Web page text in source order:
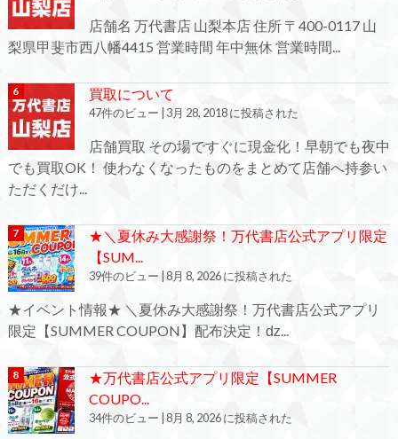
店舗名 万代書店 山梨本店 住所 〒400-0117 山
梨県甲斐市西八幡4415 営業時間 年中無休 営業時間...
買取について
47件のビュー 3月 28, 2018 に投稿された
店舗買取 その場ですぐに現金化！早朝でも夜中
でも買取OK！ 使わなくなったものをまとめて店舗へ持参い
ただくだけ...
★＼夏休み大感謝祭！万代書店公式アプリ限定
【SUM...
39件のビュー 8月 8, 2026 に投稿された
★イベント情報★ ＼夏休み大感謝祭！万代書店公式アプリ
限定【SUMMER COUPON】配布決定！ǳ...
★万代書店公式アプリ限定【SUMMER
COUPO...
34件のビュー 8月 8, 2026 に投稿された